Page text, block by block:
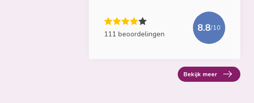
111 beoordelingen
8.8/10
Bekijk meer